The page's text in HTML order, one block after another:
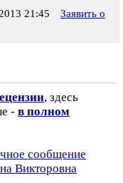
21:45
Заявить о
, здесь
- в полном
сообщение
Викторовна